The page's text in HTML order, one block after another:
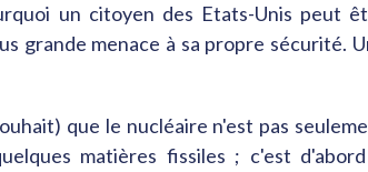
un citoyen des Etats-Unis peut
grande menace à sa propre sécurité.
que le nucléaire n'est pas
matières fissiles ; c'est